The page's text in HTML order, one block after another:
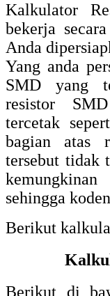
Kalkulator
bekerja
Anda
Yang anda
SMD yang
resistor
tercetak
bagian atas
tersebut tidak
sehingga
Berikut
Berikut di